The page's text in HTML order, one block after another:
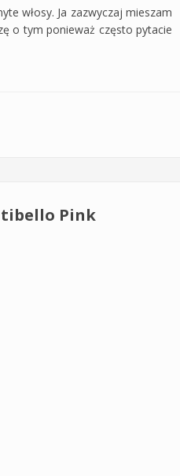
włosy. Ja zazwyczaj mieszam
o tym ponieważ często pytacie
włosów i ostatnia koloryzacja w
Pink